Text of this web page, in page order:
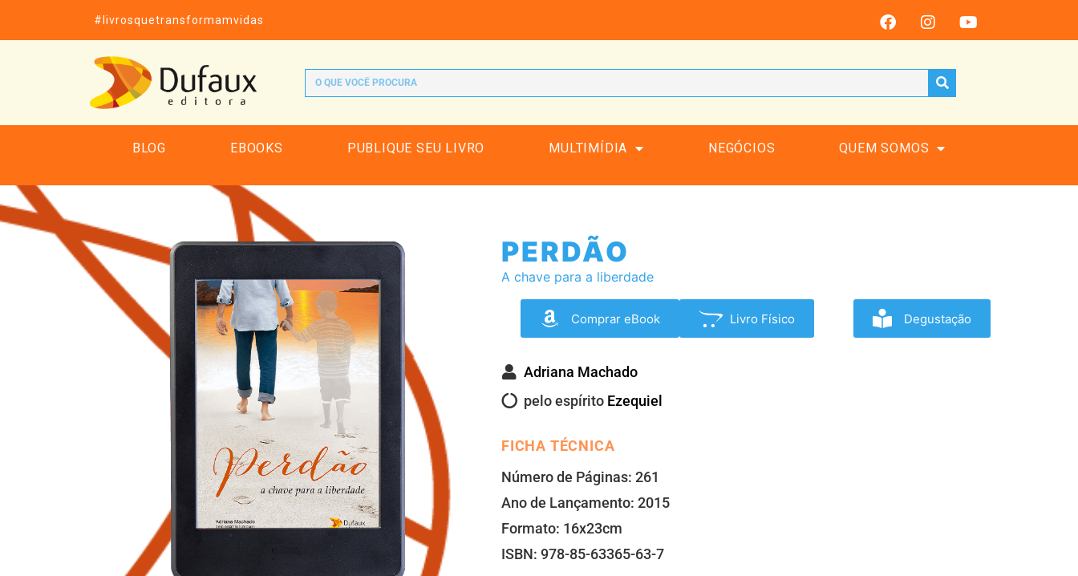
#livrosquetransformamvidas
BLOG EBOOKS PUBLIQUE SEU LIVRO MULTIMÍDIA NEGÓCIOS QUEM SOMOS
PERDÃO
A chave para a liberdade
Comprar eBook Livro Físico Degustação
Adriana Machado
pelo espírito Ezequiel
FICHA TÉCNICA
Número de Páginas: 261
Ano de Lançamento: 2015
Formato: 16x23cm
ISBN: 978-85-63365-63-7